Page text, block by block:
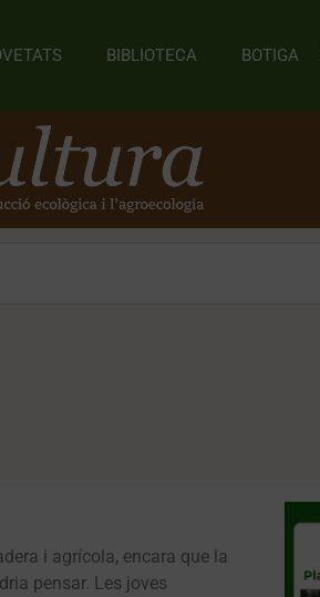
BIBLIOTECA BOTIGA
i agrícola, encara que la
pensar. Les joves